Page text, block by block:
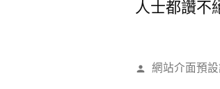
人士都讚不
作
網站介面預